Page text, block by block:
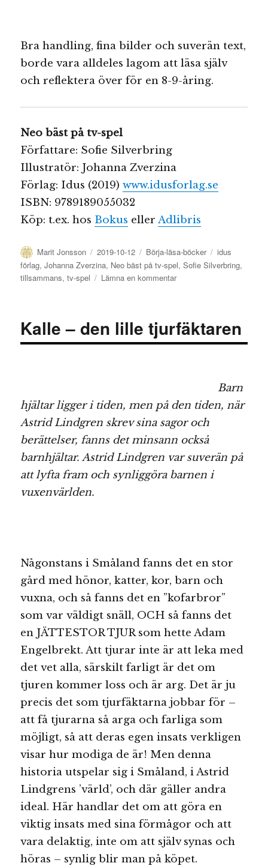
Bra handling, fina bilder och suverän text,
borde vara alldeles lagom att läsa själv
och reflektera över för en 8-9-åring.
Neo bäst på tv-spel
Författare: Sofie Silverbring
Illustratör: Johanna Zverzina
Förlag: Idus (2019)www.idusforlag.se
ISBN: 9789189055032
Köp: t.ex. hos Bokus ellerAdlibris
Författare
Marit Jonsson
Publicerat
den
2019-10-12 Kategorier
Börja-läsa-böcker Etiketter
idus
förlag,Johanna Zverzina, Neo bäst på tv-spel,Sofie Silverbring,
tillsammans,tv-spel Lämna en kommentartill
tv-
spel
Kalle – den lille tjurfäktaren
Barn
hjältar ligger i tiden, men på den tiden, när
Astrid Lindgren skrev sina sagor och
berättelser, fanns det minsann också
barnhjältar. Astrid Lindgren var suverän på
att lyfta fram och synliggöra barnen i
vuxenvärlden.
Någonstans i Småland fanns det en stor
gård med hönor, katter, kor, barn och
vuxna, och så fanns det en ”kofarbror”
som var väldigt snäll, OCH så fanns det
en JÄTTESTOR TJUR som hette Adam
Engelbrekt. Att tjurar inte är att leka med
det vet alla, särskilt farligt är det om
tjuren kommer loss och är arg. Det är ju
precis det som tjurfäktarna jobbar för –
att få tjurarna så arga och farliga som
möjligt, så att deras egen insats verkligen
visar hur modiga de är! Men denna
historia utspelar sig i Småland, i Astrid
Lindgrens ’värld’, och där gäller andra
ideal. Här handlar det om att göra en
viktig insats med sina förmågor och att
vara delaktig, inte om att själv synas och
höras – synlig blir man på köpet.